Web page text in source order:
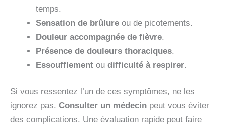
temps.
Sensation de brûlure ou de picotements.
Douleur accompagnée de fièvre.
Présence de douleurs thoraciques.
Essoufflement ou difficulté à respirer.
Si vous ressentez l’un de ces symptômes, ne les
ignorez pas. Consulter un médecin peut vous éviter
des complications. Une évaluation rapide peut faire